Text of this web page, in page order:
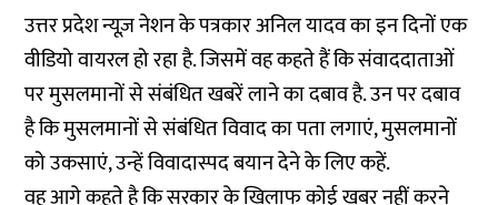
उत्तर प्रदेश न्यूज़ नेशन के पत्रकार अनिल यादव का इन दिनों एक
वीडियो वायरल हो रहा है. जिसमें वह कहते हैं कि संवाददाताओं
पर मुसलमानों से संबंधित खबरें लाने का दबाव है. उन पर दबाव
है कि मुसलमानों से संबंधित विवाद का पता लगाएं, मुसलमानों
को उकसाएं, उन्हें विवादास्पद बयान देने के लिए कहें.
वह आगे कहते है कि सरकार के खिलाफ कोई खबर नहीं करने